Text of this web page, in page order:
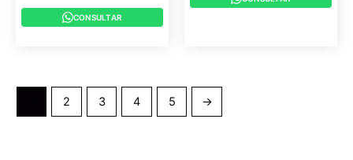
CONSULTAR
2 3 4 5 →